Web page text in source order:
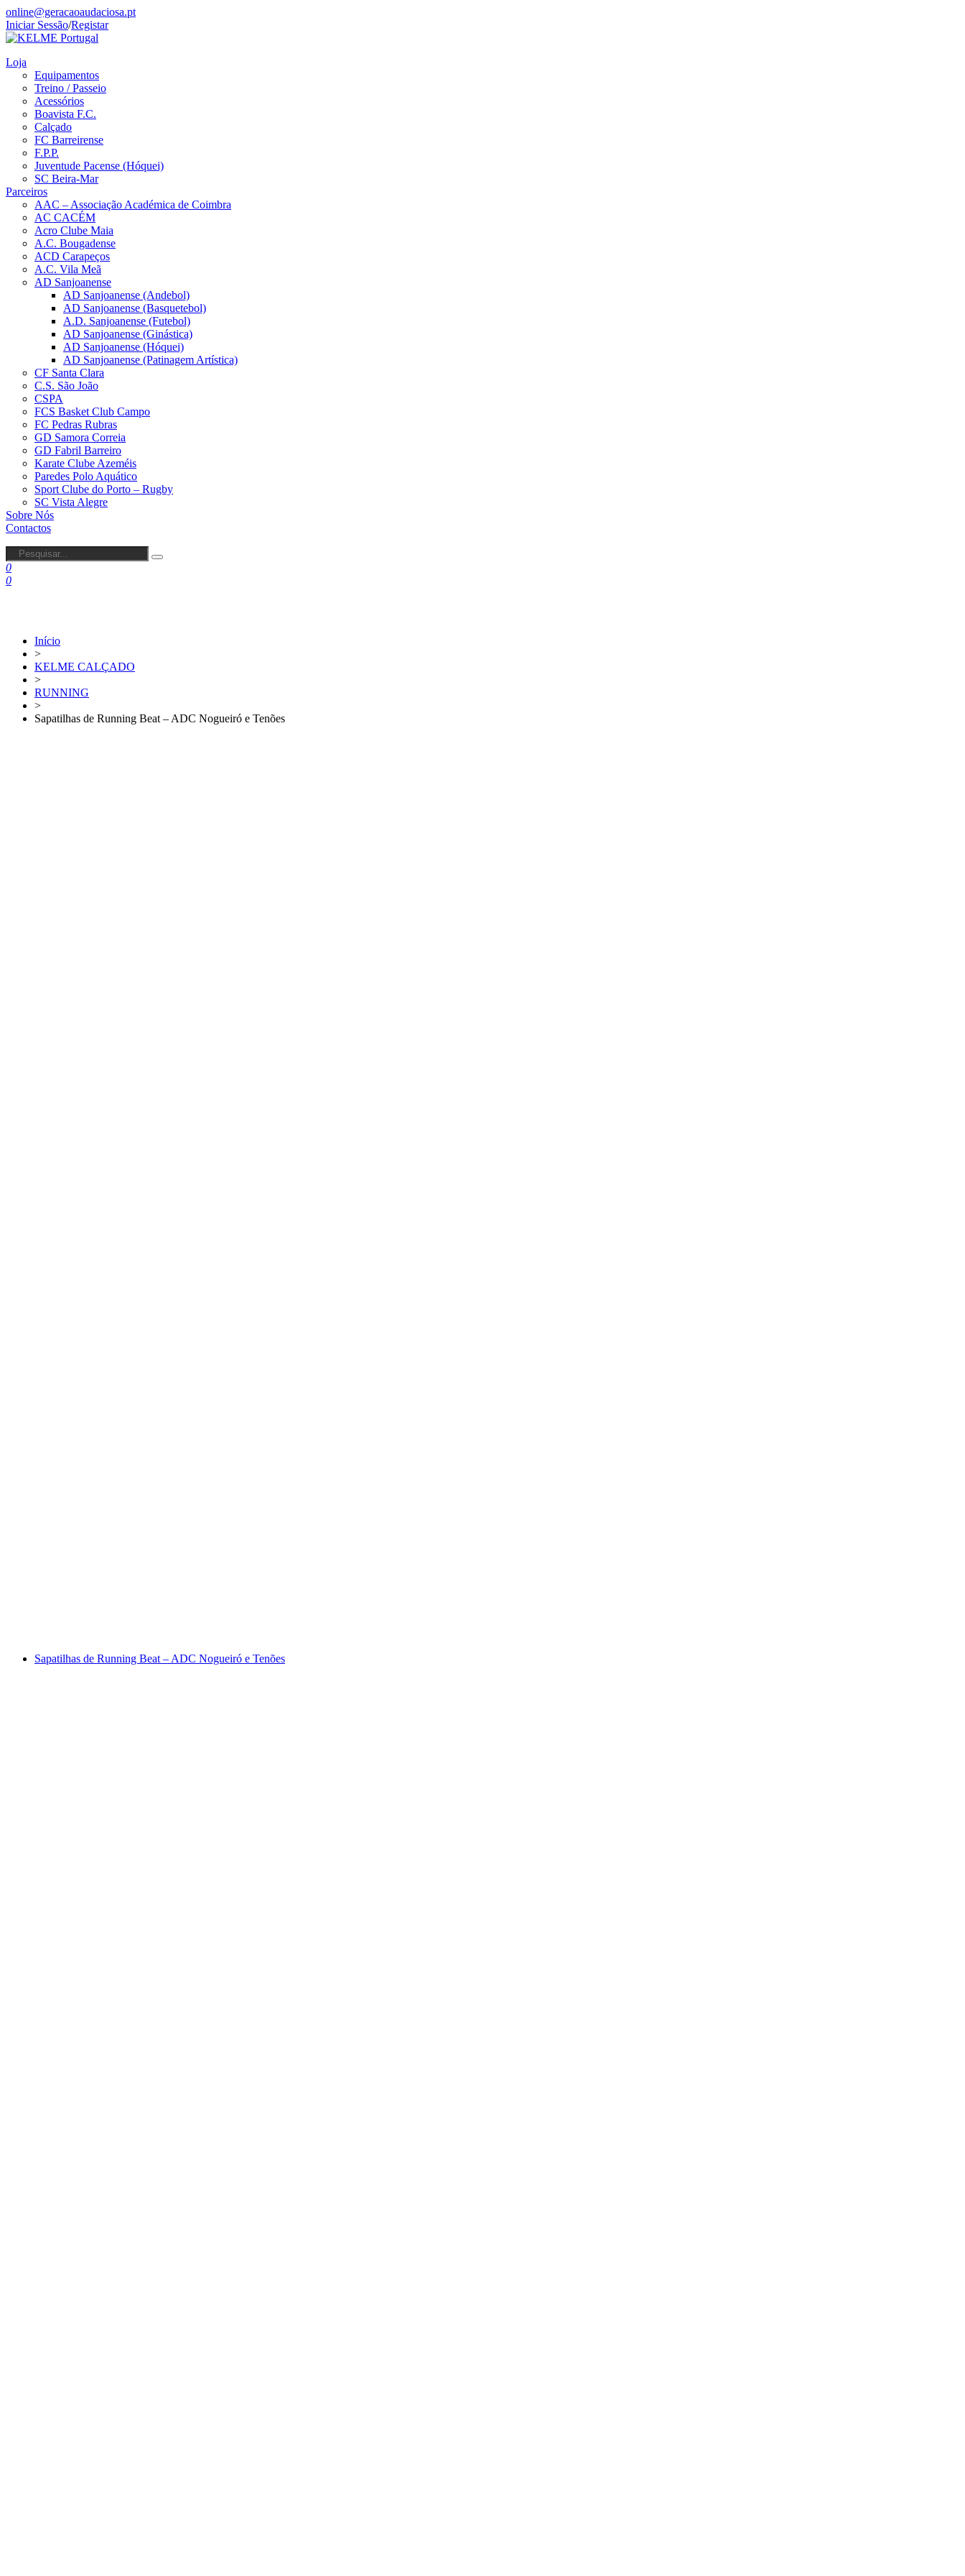
online@geracaoaudaciosa.pt
Iniciar Sessão/Registar
Loja
Equipamentos
Treino / Passeio
Acessórios
Boavista F.C.
Calçado
FC Barreirense
F.P.P.
Juventude Pacense (Hóquei)
SC Beira-Mar
Parceiros
AAC – Associação Académica de Coimbra
AC CACÉM
Acro Clube Maia
A.C. Bougadense
ACD Carapeços
A.C. Vila Meã
AD Sanjoanense
AD Sanjoanense (Andebol)
AD Sanjoanense (Basquetebol)
A.D. Sanjoanense (Futebol)
AD Sanjoanense (Ginástica)
AD Sanjoanense (Hóquei)
AD Sanjoanense (Patinagem Artística)
CF Santa Clara
C.S. São João
CSPA
FCS Basket Club Campo
FC Pedras Rubras
GD Samora Correia
GD Fabril Barreiro
Karate Clube Azeméis
Paredes Polo Aquático
Sport Clube do Porto – Rugby
SC Vista Alegre
Sobre Nós
Contactos
0
0
Início
>
KELME CALÇADO
>
RUNNING
>
Sapatilhas de Running Beat – ADC Nogueiró e Tenões
Sapatilhas de Running Beat – ADC Nogueiró e Tenões